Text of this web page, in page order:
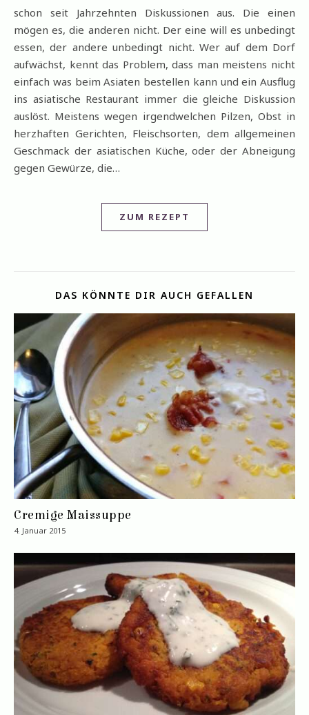
schon seit Jahrzehnten Diskussionen aus. Die einen
mögen es, die anderen nicht. Der eine will es unbedingt
essen, der andere unbedingt nicht. Wer auf dem Dorf
aufwächst, kennt das Problem, dass man meistens nicht
einfach was beim Asiaten bestellen kann und ein Ausflug
ins asiatische Restaurant immer die gleiche Diskussion
auslöst. Meistens wegen irgendwelchen Pilzen, Obst in
herzhaften Gerichten, Fleischsorten, dem allgemeinen
Geschmack der asiatischen Küche, oder der Abneigung
gegen Gewürze, die…
ZUM REZEPT
DAS KÖNNTE DIR AUCH GEFALLEN
Cremige Maissuppe
4. Januar 2015